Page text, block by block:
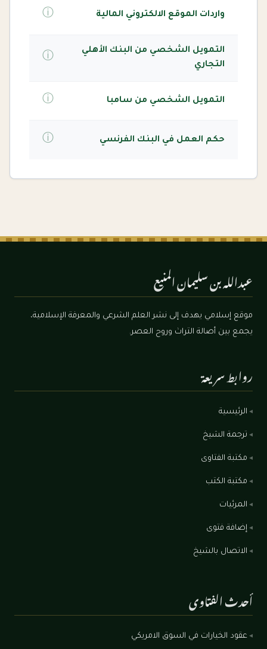
واردات الموقع الالكتروني المالية ⓘ
التمويل الشخصي من البنك الأهلي
التجاري
ⓘ
التمويل الشخصي من سامبا ⓘ
حكم العمل في البنك الفرنسي ⓘ
عبدالله بن سليمان المنيع
موقع إسلامي يهدف إلى نشر العلم الشرعي والمعرفة الإسلامية،
يجمع بين أصالة التراث وروح العصر.
روابط سريعة
الرئيسية
ترجمة الشيخ
مكتبة الفتاوى
مكتبة الكتب
المرئيات
إضافة فتوى
الاتصال بالشيخ
أحدث الفتاوى
عقود الخيارات في السوق الامريكي